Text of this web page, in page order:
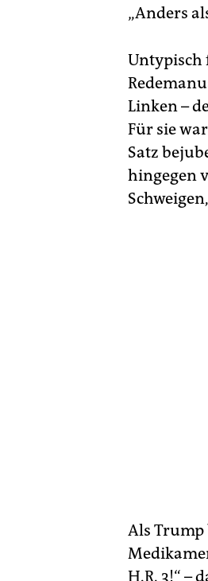
„Anders
Untypisch
Linken –
Für sie
Satz
hingegen
Als Trump
H.R. 3!“ –